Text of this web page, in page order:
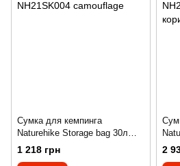
Сумка для кемпинга
Naturehike Storage bag 30л
NH21SK004 camouflage
1 218 грн 2